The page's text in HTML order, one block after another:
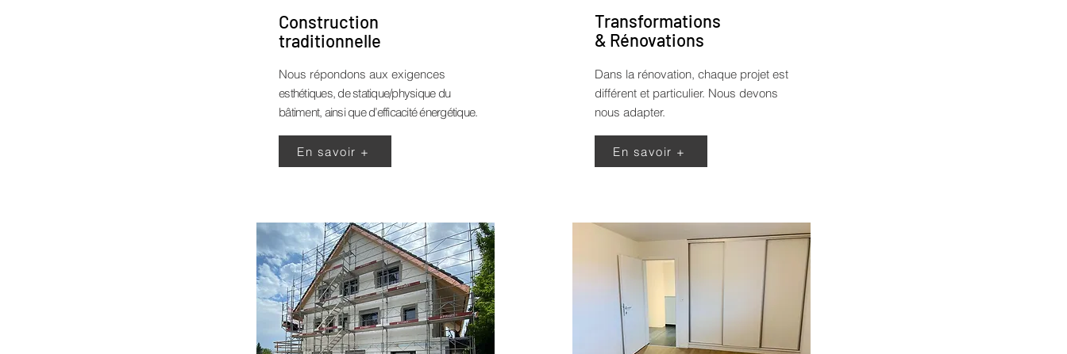
Construction
traditionnelle
Nous répondons aux exigences
esthétiques, de statique/physique du
bâtiment, ainsi que d’efficacité énergétique.
En savoir +
Transformations
& Rénovations
Dans la rénovation, chaque projet est
différent et particulier. Nous devons
nous adapter.
En savoir +